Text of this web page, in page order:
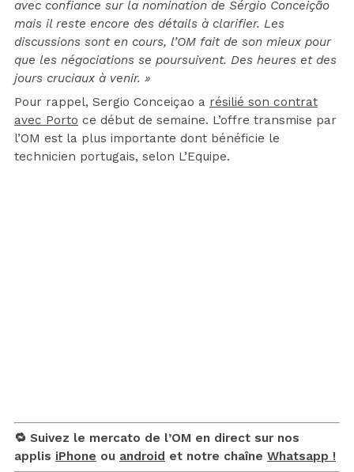
avec confiance sur la nomination de Sérgio Conceição
mais il reste encore des détails à clarifier. Les
discussions sont en cours, l’OM fait de son mieux pour
que les négociations se poursuivent. Des heures et des
jours cruciaux à venir. »
Pour rappel, Sergio Conceiçao a résilié son contrat
avec Porto ce début de semaine. L’offre transmise par
l’OM est la plus importante dont bénéficie le
technicien portugais, selon L’Equipe.
🔁 Suivez le mercato de l’OM en direct sur nos
applis iPhone ou android et notre chaîne Whatsapp !